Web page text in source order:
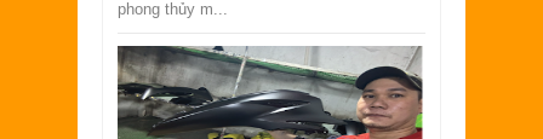
phong thủy m...